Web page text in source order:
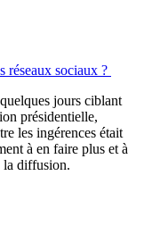
réseaux sociaux ?
jours ciblant
présidentielle,
les ingérences était
à en faire plus et à
la diffusion.